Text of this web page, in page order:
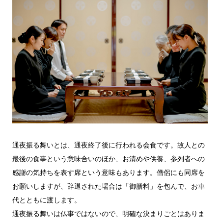
通夜振る舞いとは、通夜終了後に行われる会食です。故人との
最後の食事という意味合いのほか、お清めや供養、参列者への
感謝の気持ちを表す席という意味もあります。僧侶にも同席を
お願いしますが、辞退された場合は「御膳料」を包んで、お車
代とともに渡します。
通夜振る舞いは仏事ではないので、明確な決まりごとはありま